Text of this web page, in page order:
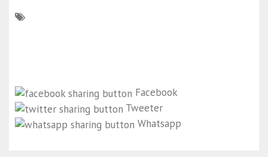
Facebook
Tweeter
Whatsapp